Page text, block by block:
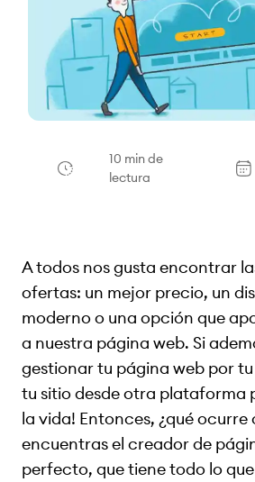
10 min de
lectura
A todos nos gusta encontrar
ofertas: un mejor precio, un
moderno o una opción que
a nuestra página web. Si
gestionar tu página web por
tu sitio desde otra plataforma
la vida! Entonces, ¿qué ocurre
encuentras el creador de
perfecto, que tiene todo lo